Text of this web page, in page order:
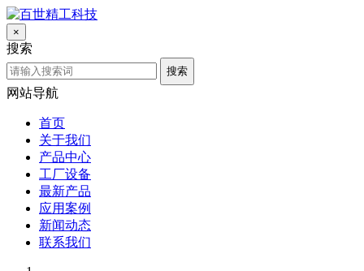
×
搜索
搜索
网站导航
首页
关于我们
产品中心
工厂设备
最新产品
应用案例
新闻动态
联系我们